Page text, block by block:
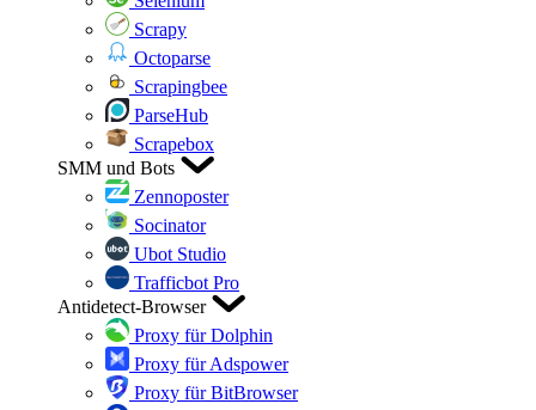
Scrapy
Octoparse
Scrapingbee
ParseHub
Scrapebox
SMM und Bots
Zennoposter
Socinator
Ubot Studio
Trafficbot Pro
Antidetect-Browser
Proxy für Dolphin
Proxy für Adspower
Proxy für BitBrowser